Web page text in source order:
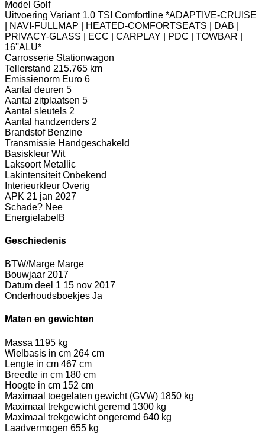
Model Golf
Uitvoering Variant 1.0 TSI Comfortline *ADAPTIVE-CRUISE
| NAVI-FULLMAP | HEATED-COMFORTSEATS | DAB |
PRIVACY-GLASS | ECC | CARPLAY | PDC | TOWBAR |
16''ALU*
Carrosserie Stationwagon
Tellerstand 215.765 km
Emissienorm Euro 6
Aantal deuren 5
Aantal zitplaatsen 5
Aantal sleutels 2
Aantal handzenders 2
Brandstof Benzine
Transmissie Handgeschakeld
Basiskleur Wit
Laksoort Metallic
Lakintensiteit Onbekend
Interieurkleur Overig
APK 21 jan 2027
Schade? Nee
Energielabel B
Geschiedenis
BTW/Marge Marge
Bouwjaar 2017
Datum deel 1 15 nov 2017
Onderhoudsboekjes Ja
Maten en gewichten
Massa 1195 kg
Wielbasis in cm 264 cm
Lengte in cm 467 cm
Breedte in cm 180 cm
Hoogte in cm 152 cm
Maximaal toegelaten gewicht (GVW) 1850 kg
Maximaal trekgewicht geremd 1300 kg
Maximaal trekgewicht ongeremd 640 kg
Laadvermogen 655 kg